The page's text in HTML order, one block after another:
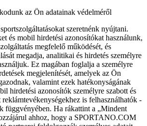
az Ön adatainak védelméről
szeretnénk nyújtani.
és mobil hirdetési azonosítókat használunk,
megfelelő működését, és
megadja, analitikai és hirdetés személyre
Ez magában foglalja a személyre
megjelenítését, amelyek az Ön
valamint ezek hatékonyságának
hirdetési azonosítók személyre szabott és
reklámtevékenységekhez is felhasználhatók -
függvényében. Ha rákattint a „Mindent
ahhoz, hogy a SPORTANO.COM